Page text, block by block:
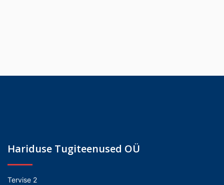
Hariduse Tugiteenused OÜ
Tervise 2